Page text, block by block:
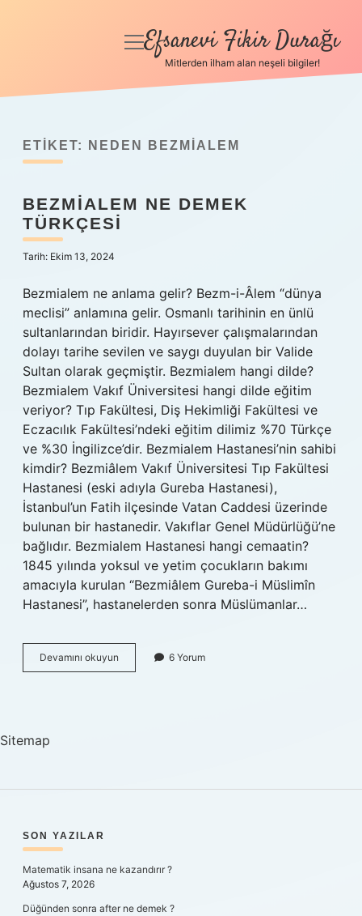
Anasayfa
Yasal Uyarı
Hakkımızda
menüyü
Efsanevi Fikir Durağı
Mitlerden ilham alan neşeli bilgiler!
ETIKET: NEDEN BEZMIALEM
BEZMIALEM NE DEMEK
TÜRKÇESI
Tarih: Ekim 13, 2024
Bezmialem ne anlama gelir? Bezm-i-Âlem “dünya
meclisi” anlamına gelir. Osmanlı tarihinin en ünlü
sultanlarından biridir. Hayırsever çalışmalarından
dolayı tarihe sevilen ve saygı duyulan bir Valide
Sultan olarak geçmiştir. Bezmialem hangi dilde?
Bezmialem Vakıf Üniversitesi hangi dilde eğitim
veriyor? Tıp Fakültesi, Diş Hekimliği Fakültesi ve
Eczacılık Fakültesi’ndeki eğitim dilimiz %70 Türkçe
ve %30 İngilizce’dir. Bezmialem Hastanesi’nin sahibi
kimdir? Bezmiâlem Vakıf Üniversitesi Tıp Fakültesi
Hastanesi (eski adıyla Gureba Hastanesi),
İstanbul’un Fatih ilçesinde Vatan Caddesi üzerinde
bulunan bir hastanedir. Vakıflar Genel Müdürlüğü’ne
bağlıdır. Bezmialem Hastanesi hangi cemaatin?
1845 yılında yoksul ve yetim çocukların bakımı
amacıyla kurulan “Bezmiâlem Gureba-i Müslimîn
Hastanesi”, hastanelerden sonra Müslümanlar…
Devamını okuyun Bezmialem
Ne
6 Yorum
Sitemap
SIDEBAR
SON YAZILAR
Matematik insana ne kazandırır ?
Ağustos 7, 2026
Düğünden sonra after ne demek ?